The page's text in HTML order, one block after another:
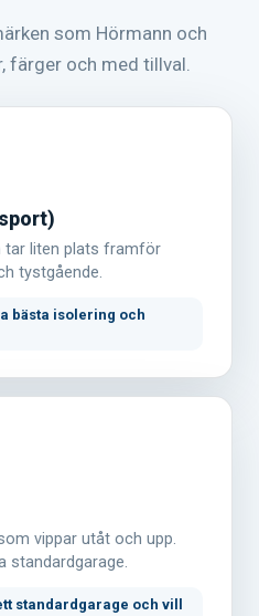
som Hörmann och
färger och med tillval.
tar liten plats framför
tystgående.
bästa isolering och
vippar utåt och upp.
standardgarage.
standardgarage och vill